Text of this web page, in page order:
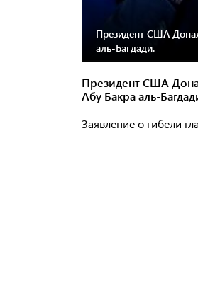
Президент США
аль-Багдади.
Президент США
Абу Бакра аль-
Заявление о гибели